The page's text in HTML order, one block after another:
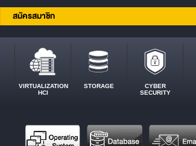
สมัครสมาชิก
VIRTUALIZATION
HCI
STORAGE
CYBER
SECURITY